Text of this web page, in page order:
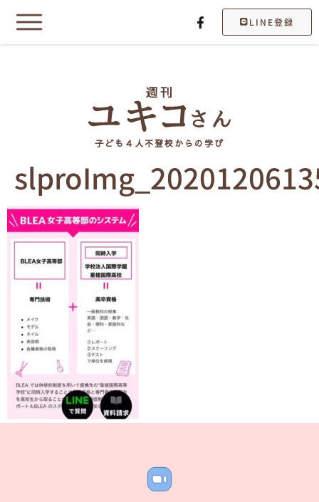
LINE登録
子ども４人不登校からの学び